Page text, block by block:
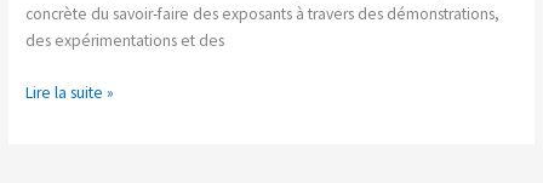
concrète du savoir-faire des exposants à travers des démonstrations,
des expérimentations et des
octobre
Lire la suite »